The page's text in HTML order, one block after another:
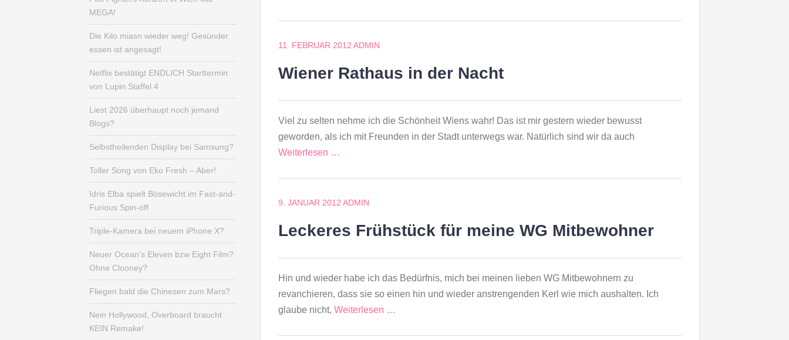
11. FEBRUAR 2012 ADMIN
Wiener Rathaus in der Nacht
Viel zu selten nehme ich die Schönheit Wiens wahr! Das ist mir gestern wieder bewusst
geworden, als ich mit Freunden in der Stadt unterwegs war. Natürlich sind wir da auch
Weiterlesen …
9. JANUAR 2012 ADMIN
Leckeres Frühstück für meine WG Mitbewohner
Hin und wieder habe ich das Bedürfnis, mich bei meinen lieben WG Mitbewohnern zu
revanchieren, dass sie so einen hin und wieder anstrengenden Kerl wie mich aushalten. Ich
glaube nicht,Weiterlesen …
MEGA!
Die Kilo miasn wieder weg! Gesünder
essen ist angesagt!
Netflix bestätigt ENDLICH Starttermin
von Lupin Staffel 4
Liest 2026 überhaupt noch jemand
Blogs?
Selbstheilenden Display bei Samsung?
Toller Song von Eko Fresh – Aber!
Idris Elba spielt Bösewicht im Fast-and-
Furious Spin-off
Triple-Kamera bei neuem iPhone X?
Neuer Ocean’s Eleven bzw Eight Film?
Ohne Clooney?
Fliegen bald die Chinesen zum Mars?
Nein Hollywood, Overboard braucht
KEIN Remake!